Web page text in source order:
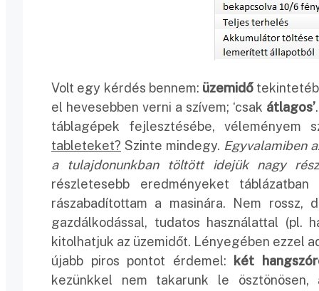
Volt egy kérdés bennem: üzemidő
el hevesebben verni a szívem; ‘csak átlagos’
táblagépek fejlesztésébe,
tableteket? Szinte mindegy. Egyvalamiben
a tulajdonunkban töltött idejük nagy
részletesebb eredményeket
rászabadítottam a masinára. Nem
gazdálkodással, tudatos használattal
kitolhatjuk az üzemidőt. Lényegében ezzel
újabb piros pontot érdemel:
két
kezünkkel nem takarunk le